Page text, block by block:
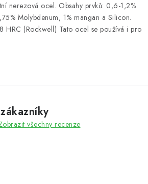
nerezová ocel. Obsahy prvků: 0,6-1,2%
Molybdenum, 1% mangan a Silicon.
HRC (Rockwell) Tato ocel se používá i pro
všechny recenze